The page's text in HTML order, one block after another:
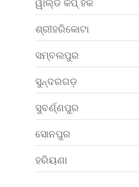
ୱାଲ୍ଡ କପ୍ ହକି
ଶ୍ରୀହରିକୋଟା
ସମ୍ବଲପୁର
ସୁନ୍ଦରଗଡ଼
ସୁବର୍ଣ୍ଣପୁର
ସୋନପୁର
ହରିୟଣା